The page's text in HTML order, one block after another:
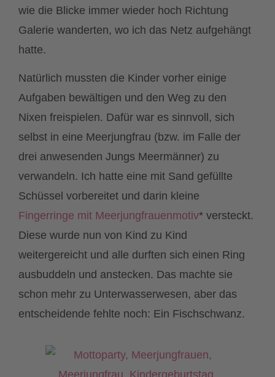
wie die Blicke immer wieder hoch Richtung
Galerie wanderten, wo ich das Netz aufgehängt
hatte.
Natürlich mussten die Kinder vorher einige
Aufgaben bewältigen und den Weg zu den
Nixen freispielen. Dafür war es sinnvoll, sich
selbst in eine Meerjungfrau (bzw. im Falle der
drei anwesenden Jungs Meermänner) zu
verwandeln. Ich hatte eine mit Sand gefüllte
Schüssel vorbereitet und darin kleine
Fingerringe mit Meerjungfrauenmotiv* versteckt.
Diese wurde nun von Kind zu Kind
weitergereicht und alle durften sich einen Ring
ausbuddeln und anstecken. Das machte sie
schon mehr zu Unterwasserwesen, aber das
entscheidende fehlte noch: Ein Fischschwanz.